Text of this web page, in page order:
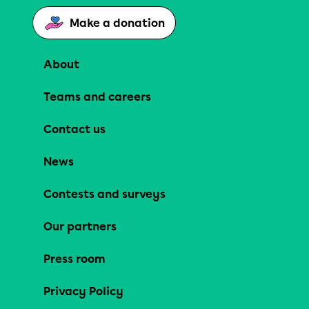
Make a donation
About
Teams and careers
Contact us
News
Contests and surveys
Our partners
Press room
Privacy Policy